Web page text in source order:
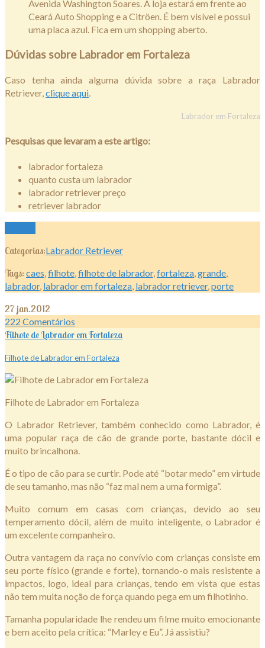
Avenida Washington Soares. A loja estará em frente ao
Ceará Auto Shopping e a Citröen. É bem visível e possui
uma placa azul. Fica em um shopping aberto.
Dúvidas sobre Labrador em Fortaleza
Caso tenha ainda alguma dúvida sobre a raça Labrador
Retriever, clique aqui
Labrador em Fortaleza
Pesquisas que levaram a este artigo:
labrador fortaleza
quanto custa um labrador
labrador retriever preço
retriever labrador
Categorias:Labrador Retriever
Tags: caes,filhote,filhote de labrador,fortaleza,grande,
labrador, labrador em fortaleza, labrador retriever,porte
27jan.2012
222 Comentários
Filhote de Labrador em Fortaleza
Filhote de Labrador em Fortaleza
Filhote de Labrador em Fortaleza
O Labrador Retriever, também conhecido como Labrador, é
uma popular raça de cão de grande porte, bastante dócil e
muito brincalhona.
É o tipo de cão para se curtir. Pode até “botar medo” em virtude
de seu tamanho, mas não “faz mal nem a uma formiga”.
Muito comum em casas com crianças, devido ao seu
temperamento dócil, além de muito inteligente, o Labrador é
um excelente companheiro.
Outra vantagem da raça no convívio com crianças consiste em
seu porte físico (grande e forte), tornando-o mais resistente a
impactos, logo, ideal para crianças, tendo em vista que estas
não tem muita noção de força quando pega em um filhotinho.
Tamanha popularidade lhe rendeu um filme muito emocionante
e bem aceito pela crítica: “Marley e Eu”. Já assistiu?